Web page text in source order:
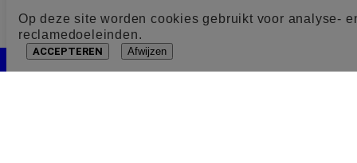
Op deze site worden cookies gebruikt voor analyse-
reclamedoeleinden.
ACCEPTEREN Afwijzen
Cookie toestemming